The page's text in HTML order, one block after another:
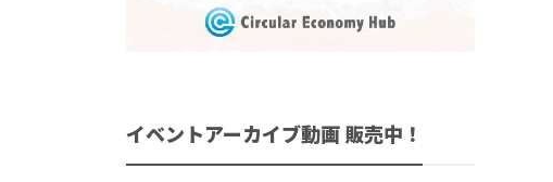
イベントアーカイブ動画 販売中！